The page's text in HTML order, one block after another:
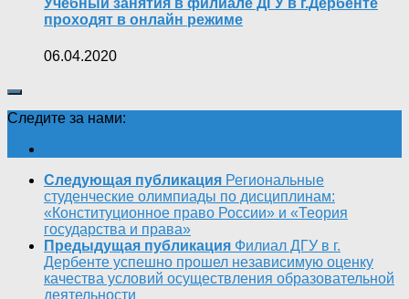
Учебный занятия в филиале ДГУ в г.Дербенте
проходят в онлайн режиме
06.04.2020
Следите за нами:
Следующая публикация Региональные
студенческие олимпиады по дисциплинам:
«Конституционное право России» и «Теория
государства и права»
Предыдущая публикация Филиал ДГУ в г.
Дербенте успешно прошел независимую оценку
качества условий осуществления образовательной
деятельности